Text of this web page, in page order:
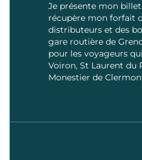
Je présente mon
récupère mon forfait
distributeurs et des
gare routière de
pour les voyageurs
Voiron, St Laurent du
Monestier de